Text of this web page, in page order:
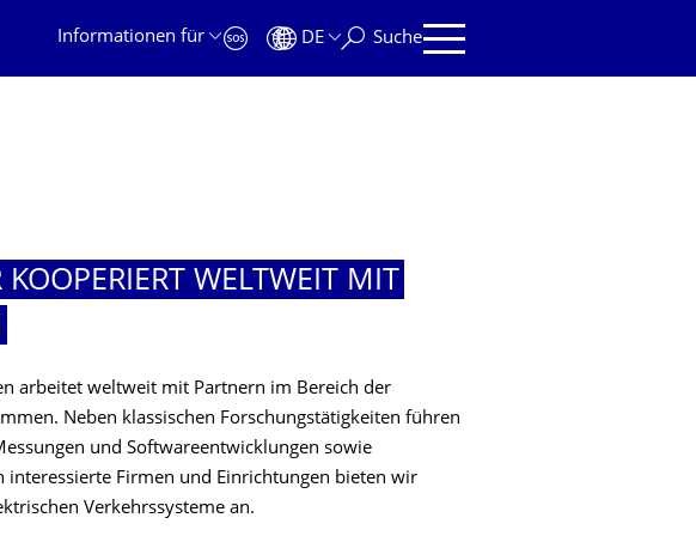
Informationen für
DE Suche
KOOPERIERT WELTWEIT MIT
arbeitet weltweit mit Partnern im Bereich der
Neben klassischen Forschungstätigkeiten führen
und Softwareentwicklungen sowie
interessierte Firmen und Einrichtungen bieten wir
Verkehrssysteme an.